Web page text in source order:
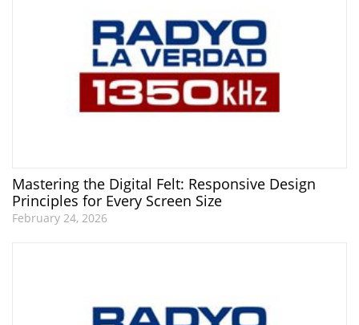
Mastering the Digital Felt: Responsive Design
Principles for Every Screen Size
February 24, 2026